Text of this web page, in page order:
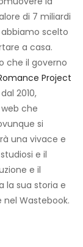
di 7 miliardi
scelto
a casa.
che il governo
Project
2010,
che
si
una vivace e
e il
e il
la sua storia e
Wastebook.